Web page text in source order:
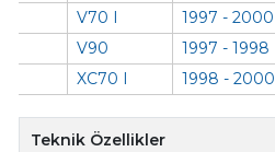
V70 I
1997 - 2000
V90
1997 - 1998
XC70 I
1998 - 2000
Teknik Özellikler